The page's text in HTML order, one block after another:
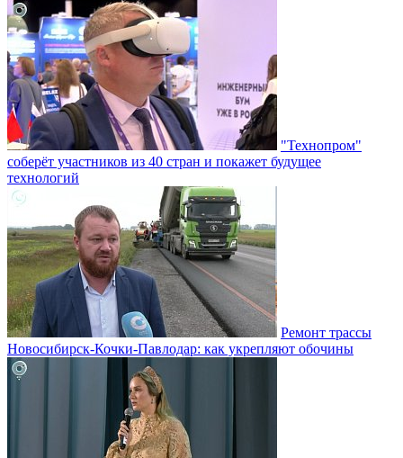
"Технопром"
соберёт участников из 40 стран и покажет будущее
технологий
Ремонт трассы
Новосибирск-Кочки-Павлодар: как укрепляют обочины